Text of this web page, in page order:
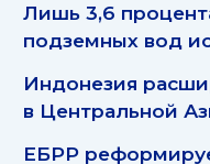
Лишь 3,6
подземных вод
Индонезия
в Центральной
ЕБРР